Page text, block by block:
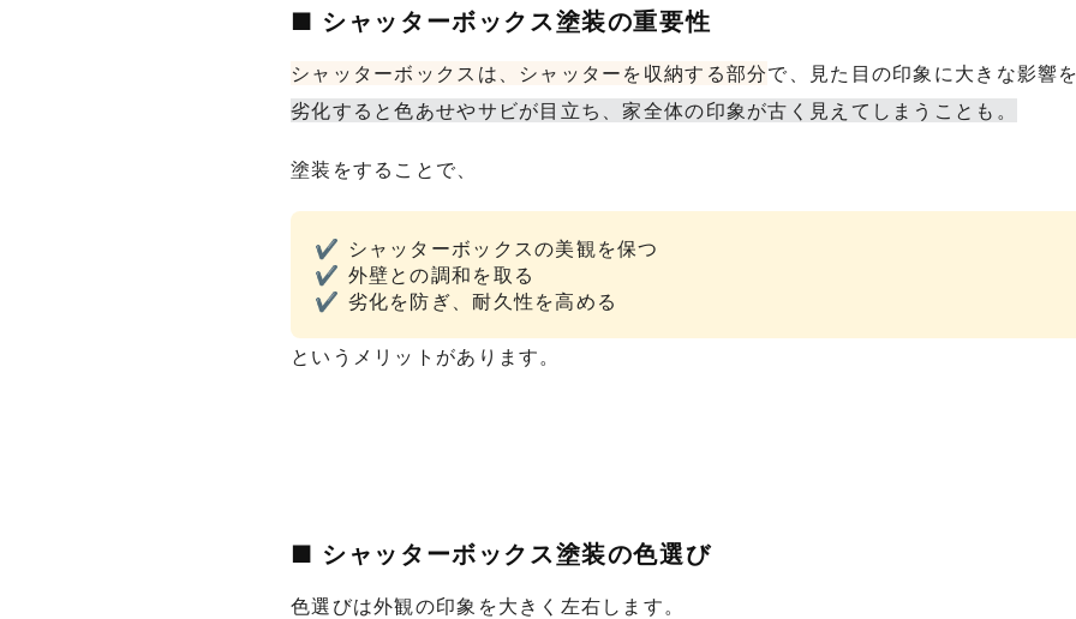
■ シャッターボックス塗装の重要性
シャッターボックスは、シャッターを収納する部分で、見た目の印象に大きな影響
劣化すると色あせやサビが目立ち、家全体の印象が古く見えてしまうことも。
塗装をすることで、
✔ シャッターボックスの美観を保つ
✔ 外壁との調和を取る
✔ 劣化を防ぎ、耐久性を高める
というメリットがあります。
■ シャッターボックス塗装の色選び
色選びは外観の印象を大きく左右します。